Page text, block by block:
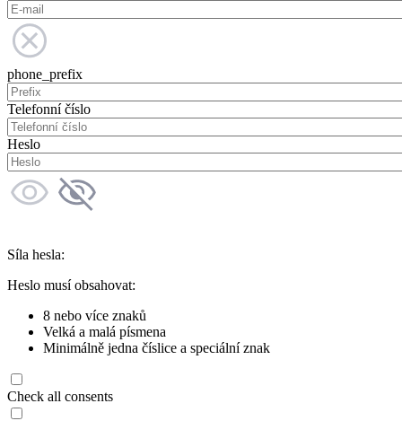
phone_prefix
Telefonní číslo
Heslo
Síla hesla:
Heslo musí obsahovat:
8 nebo více znaků
Velká a malá písmena
Minimálně jedna číslice a speciální znak
Check all consents